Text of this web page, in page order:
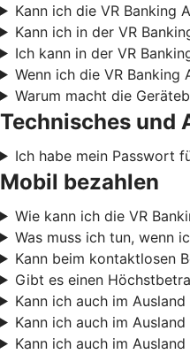
Kann ich die VR Banking
Kann ich in der VR
Ich kann in der VR
Wenn ich die VR Banking
Warum macht die
Technisches und
Ich habe mein Passwort
Mobil bezahlen
Wie kann ich die VR
Was muss ich tun, wenn
Kann beim kontaktlosen
Gibt es einen
Kann ich auch im
Kann ich auch im
Kann ich auch im